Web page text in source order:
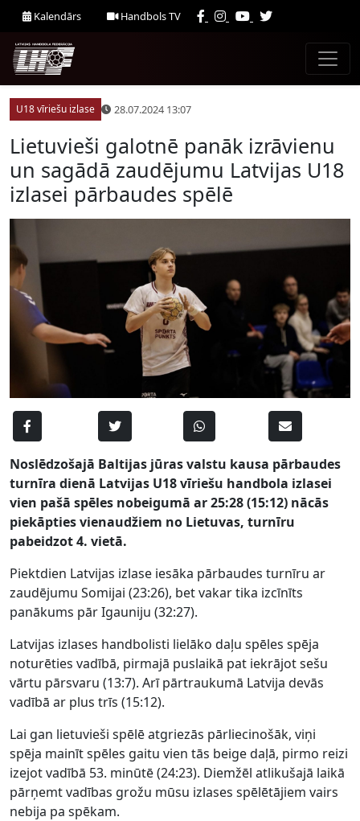
Kalendārs Handbols TV
U18 vīriešu izlase 28.07.2024 13:07
Lietuvieši galotnē panāk izrāvienu
un sagādā zaudējumu Latvijas U18
izlasei pārbaudes spēlē
Noslēdzošajā Baltijas jūras valstu kausa pārbaudes
turnīra dienā Latvijas U18 vīriešu handbola izlasei
vien pašā spēles nobeigumā ar 25:28 (15:12) nācās
piekāpties vienaudžiem no Lietuvas, turnīru
pabeidzot 4. vietā.
Piektdien Latvijas izlase iesāka pārbaudes turnīru ar
zaudējumu Somijai (23:26), bet vakar tika izcīnīts
panākums pār Igauniju (32:27).
Latvijas izlases handbolisti lielāko daļu spēles spēja
noturēties vadībā, pirmajā puslaikā pat iekrājot sešu
vārtu pārsvaru (13:7). Arī pārtraukumā Latvija devās
vadībā ar plus trīs (15:12).
Lai gan lietuvieši spēlē atgriezās pārliecinošāk, viņi
spēja mainīt spēles gaitu vien tās beige daļā, pirmo reizi
izejot vadībā 53. minūtē (24:23). Diemžēl atlikušajā laikā
pārņemt vadības grožu mūsu izlases spēlētājiem vairs
nebija pa spēkam.